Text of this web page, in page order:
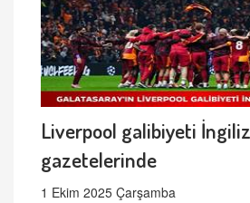
Liverpool galibiyeti İngiliz
gazetelerinde
1 Ekim 2025 Çarşamba